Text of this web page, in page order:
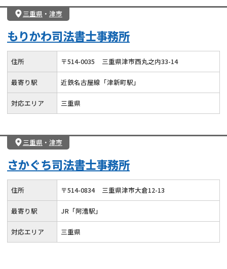
三重県 ・ 津市
もりかわ司法書士事務所
住所 〒514-0035 三重県津市西丸之内33-14
最寄り駅 近鉄名古屋線「津新町駅」
対応エリア 三重県
三重県 ・ 津市
さかぐち司法書士事務所
住所 〒514-0834 三重県津市大倉12-13
最寄り駅 JR「阿漕駅」
対応エリア 三重県